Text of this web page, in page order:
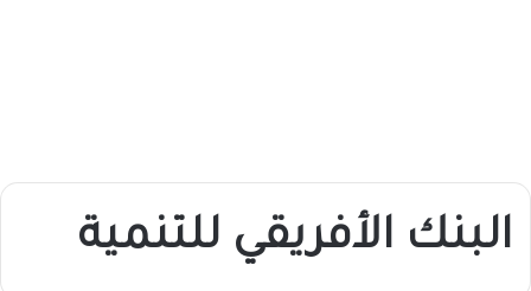
البنك الأفريقي للتنمية